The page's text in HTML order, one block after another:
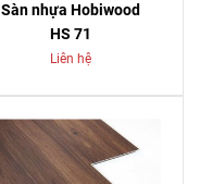
Sàn nhựa Hobiwood
HS 71
Liên hệ